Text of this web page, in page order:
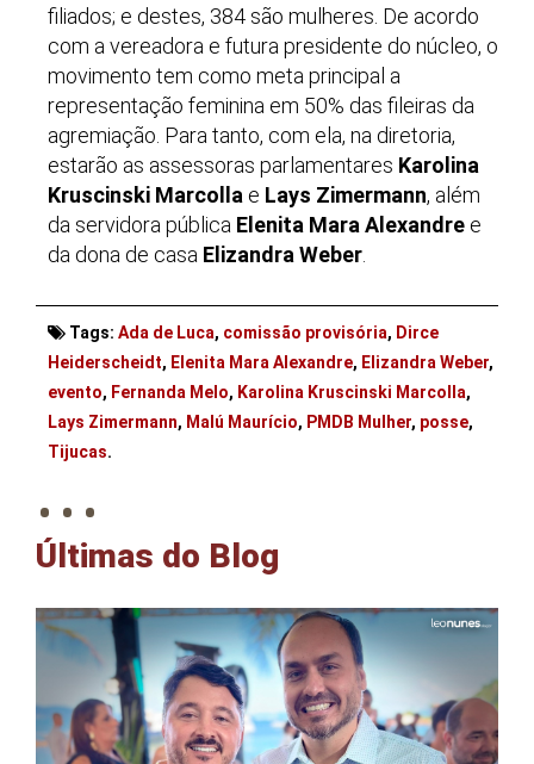
filiados; e destes, 384 são mulheres. De acordo
com a vereadora e futura presidente do núcleo, o
movimento tem como meta principal a
representação feminina em 50% das fileiras da
agremiação. Para tanto, com ela, na diretoria,
estarão as assessoras parlamentares Karolina
Kruscinski Marcolla e Lays Zimermann, além
da servidora pública Elenita Mara Alexandre e
da dona de casa Elizandra Weber
Tags: Ada de Luca, comissão provisória, Dirce
Heiderscheidt, Elenita Mara Alexandre, Elizandra Weber,
evento, Fernanda Melo, Karolina Kruscinski Marcolla,
Lays Zimermann, Malú Maurício, PMDB Mulher, posse,
Tijucas.
. . .
Últimas do Blog